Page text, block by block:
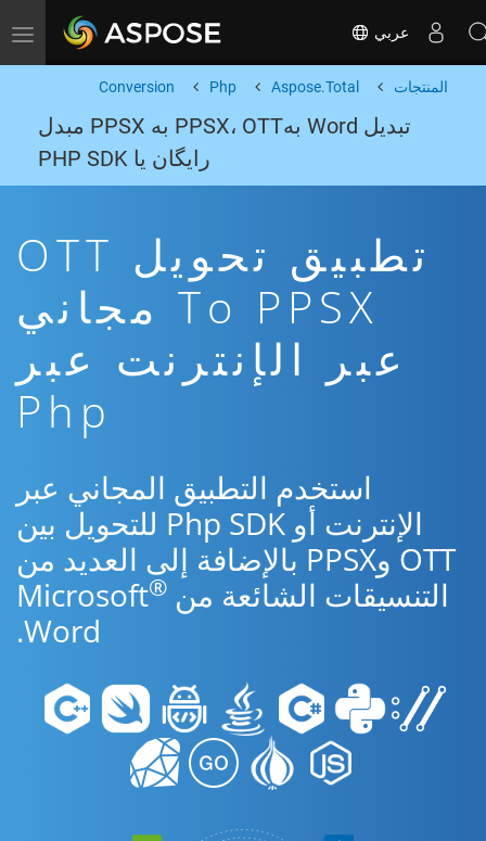
Toggle navigation عربي
المنتجات Aspose.Total
Php
Conversion
تبدیل Word بهPPSX، OTT به PPSX مبدل
رایگان یا PHP SDK
تطبيق تحويل OTT
To PPSX مجاني
عبر الإنترنت عبر
Php
استخدم التطبيق المجاني عبر
الإنترنت أو Php SDK للتحويل بين
OTT وPPSX بالإضافة إلى العديد من
التنسيقات الشائعة من Microsoft ®
Word.